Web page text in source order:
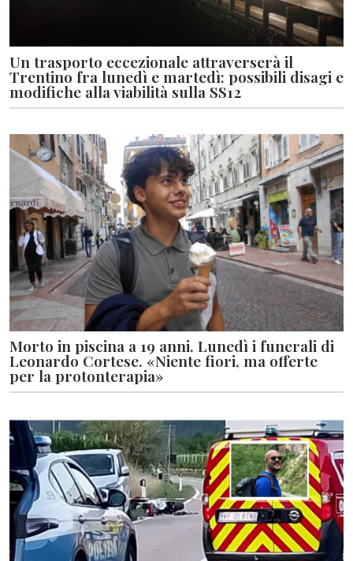
Un trasporto eccezionale attraverserà il
Trentino fra lunedì e martedì: possibili disagi e
modifiche alla viabilità sulla SS12
Morto in piscina a 19 anni. Lunedì i funerali di
Leonardo Cortese. «Niente fiori, ma offerte
per la protonterapia»